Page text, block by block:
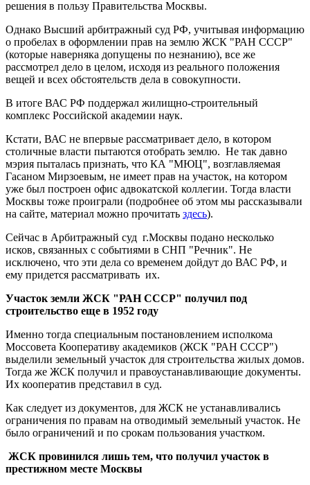
решения в пользу Правительства Москвы.
Однако Высший арбитражный суд РФ, учитывая информацию
о пробелах в оформлении прав на землю ЖСК "РАН СССР"
(которые наверняка допущены по незнанию), все же
рассмотрел дело в целом, исходя из реального положения
вещей и всех обстоятельств дела в совокупности.
В итоге ВАС РФ поддержал жилищно-строительный
комплекс Российской академии наук.
Кстати, ВАС не впервые рассматривает дело, в котором
столичные власти пытаются отобрать землю. Не так давно
мэрия пыталась признать, что КА "МЮЦ", возглавляемая
Гасаном Мирзоевым, не имеет прав на участок, на котором
уже был построен офис адвокатской коллегии. Тогда власти
Москвы тоже проиграли (подробнее об этом мы рассказывали
на сайте, материал можно прочитать здесь).
Сейчас в Арбитражный суд г.Москвы подано несколько
исков, связанных с событиями в СНП "Речник". Не
исключено, что эти дела со временем дойдут до ВАС РФ, и
ему придется рассматривать их.
Участок земли ЖСК "РАН СССР" получил под
строительство еще в 1952 году
Именно тогда специальным постановлением исполкома
Моссовета Кооперативу академиков (ЖСК "РАН СССР")
выделили земельный участок для строительства жилых домов.
Тогда же ЖСК получил и правоустанавливающие документы.
Их кооператив представил в суд.
Как следует из документов, для ЖСК не устанавливались
ограничения по правам на отводимый земельный участок. Не
было ограничений и по срокам пользования участком.
ЖСК провинился лишь тем, что получил участок в
престижном месте Москвы